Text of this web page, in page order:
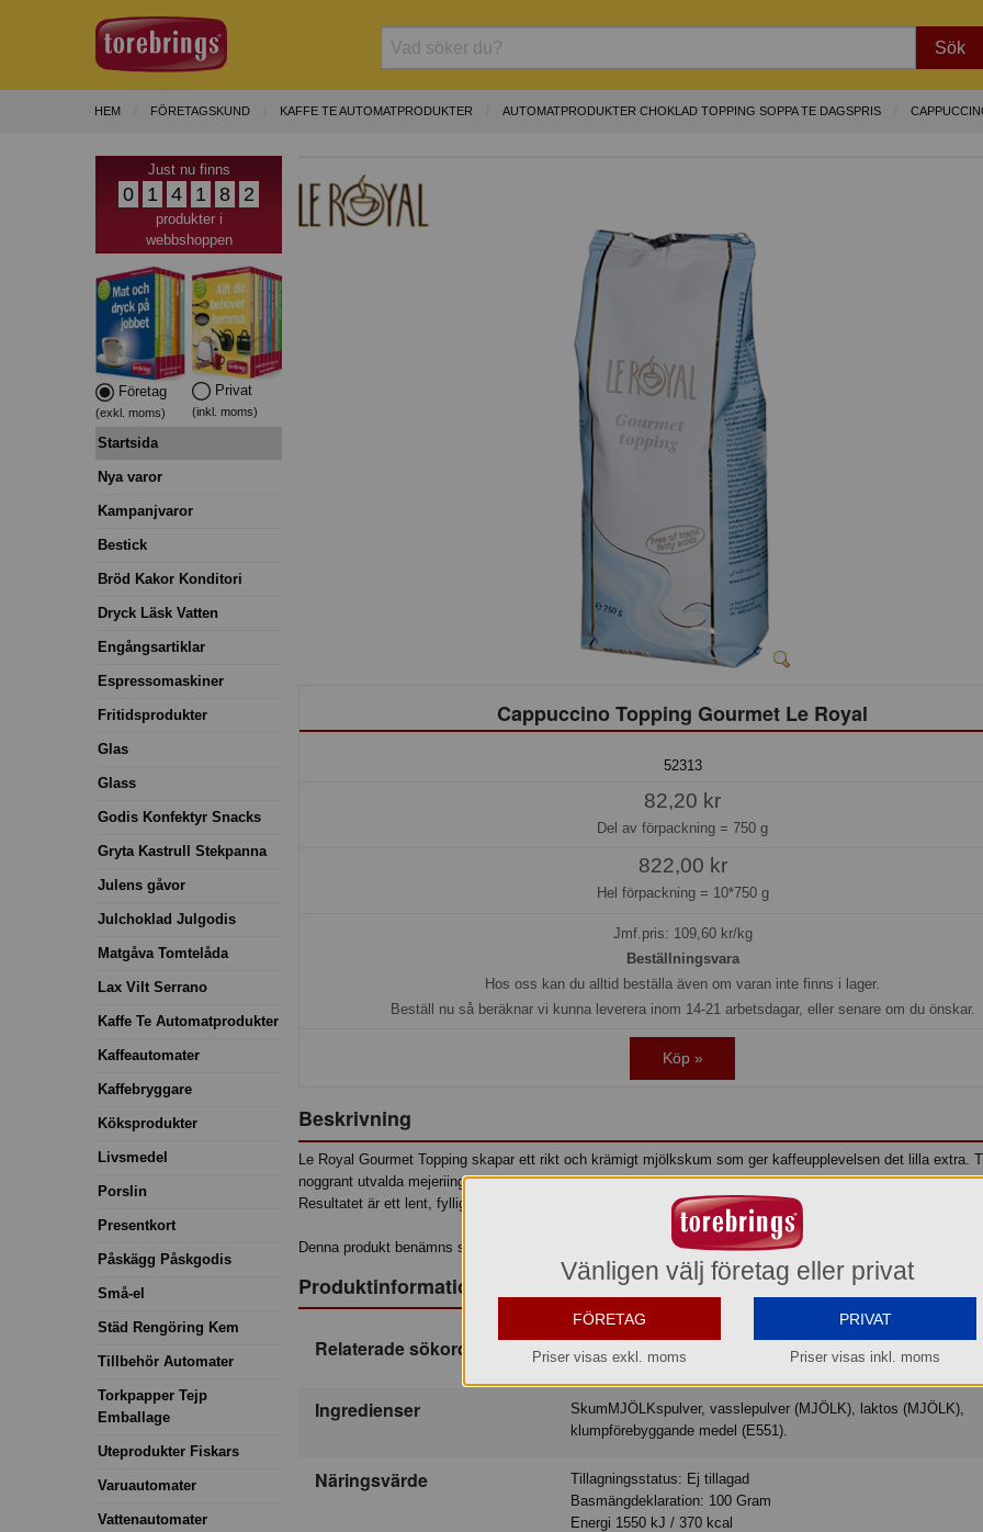
Sök
HEM FÖRETAGSKUND KAFFE TE AUTOMATPRODUKTER AUTOMATPRODUKTER CHOKLAD TOPPING SOPPA TE DAGSPRIS
Just nu finns
0 1 4 1 8 2
produkter i
webbshoppen
Företag
(exkl. moms)
Privat
(inkl. moms)
Startsida
Nya varor
Kampanjvaror
Bestick
Bröd Kakor Konditori
Dryck Läsk Vatten
Engångsartiklar
Espressomaskiner
Fritidsprodukter
Glas
Glass
Godis Konfektyr Snacks
Gryta Kastrull Stekpanna
Julens gåvor
Julchoklad Julgodis
Matgåva Tomtelåda
Lax Vilt Serrano
Kaffe Te Automatprodukter
Kaffeautomater
Kaffebryggare
Köksprodukter
Livsmedel
Porslin
Presentkort
Påskägg Påskgodis
Små-el
Städ Rengöring Kem
Tillbehör Automater
Torkpapper Tejp
Emballage
Uteprodukter Fiskars
Varuautomater
Vattenautomater
Cappuccino Topping Gourmet Le Royal
52313
82,20 kr
Del av förpackning = 750 g
822,00 kr
Hel förpackning = 10*750 g
Jmf.pris: 109,60kr/kg
Beställningsvara
Hos oss kan du alltid beställa även om varan inte finns i lager.
Beställ nu så beräknar vi kunna leverera inom 14-21 arbetsdagar, eller senare om du önskar.
Köp »
Beskrivning
Le Royal Gourmet Topping skapar ett rikt och krämigt mjölkskum som ger kaffeupplevelsen det lilla extra.
noggrant utvalda mejeriingredienser är den idealisk för cappuccino, café latte och andra mjölkbaserade
Resultatet är ett lent, fylligt skum och en professionell kaffekänsla i varje servering.
Denna produkt benämns som "kaffe med mjölk" i varmdrycksautomat.
Produktinformation
Relaterade sökord Le Royal Barry Callebaut Mjölktopping
Ingredienser
SkumMJÖLKspulver, vasslepulver (MJÖLK), laktos (MJÖLK),
klumpförebyggande medel (E551).
Näringsvärde
Tillagningsstatus: Ej tillagad
Basmängdeklaration: 100 Gram
Energi 1550 kJ / 370 kcal
Vänligen välj företag eller privat
FÖRETAG
Priser visas exkl. moms
PRIVAT
Priser visas inkl. moms